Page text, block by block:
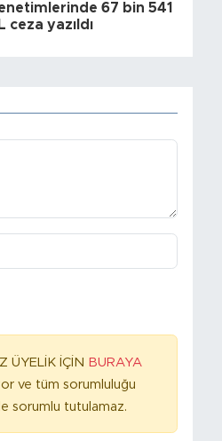
67 bin 541
ceza yazıldı
ÜYELİK İÇİN BURAYA
ve tüm sorumluluğu
sorumlu tutulamaz.